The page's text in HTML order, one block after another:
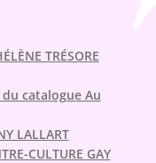
TRÉSORE
du catalogue Au
LALLART
CULTURE GAY